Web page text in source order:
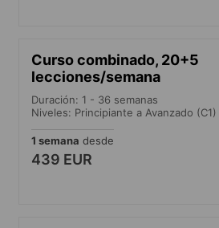
Curso combinado, 20+5
lecciones/semana
Duración: 1 - 36 semanas
Niveles: Principiante a Avanzado (C1)
1 semana desde
439 EUR